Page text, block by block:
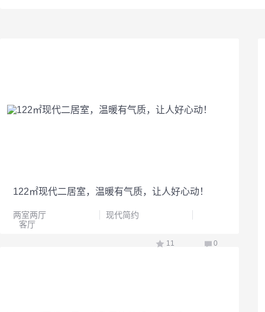
122㎡现代二居室，温暖有气质，让人好心动！
两室两厅
现代简约
客厅
11 0